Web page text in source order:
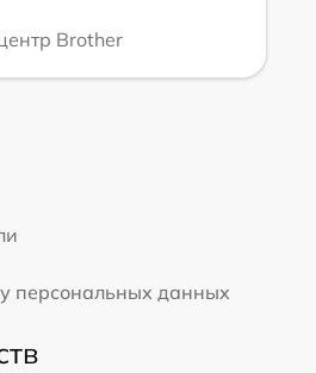
Brother
персональных данных